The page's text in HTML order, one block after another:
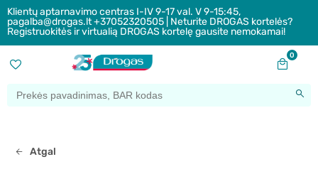
Klientų aptarnavimo centras I-IV 9-17 val. V 9-15:45,
pagalba@drogas.lt +37052320505 | Neturite DROGAS kortelės?
Registruokitės ir virtualią DROGAS kortelę gausite nemokamai!
0
Atgal